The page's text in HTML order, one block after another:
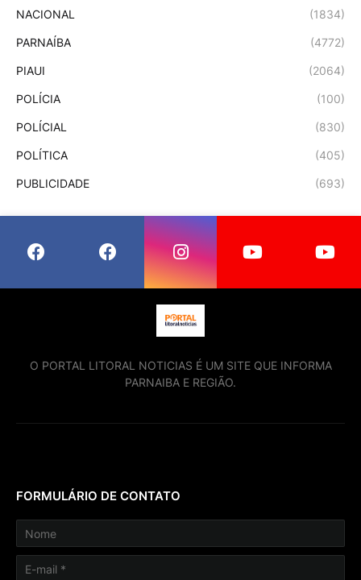
NACIONAL (1834)
PARNAÍBA (4772)
PIAUI (2064)
POLÍCIA (100)
POLÍCIAL (830)
POLÍTICA (405)
PUBLICIDADE (693)
O PORTAL LITORAL NOTICIAS É UM SITE QUE INFORMA
PARNAIBA E REGIÃO.
FORMULÁRIO DE CONTATO